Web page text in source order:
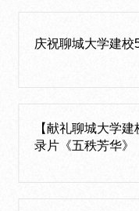
庆祝聊城大学建
【献礼聊城大学
录片《五秩芳华》